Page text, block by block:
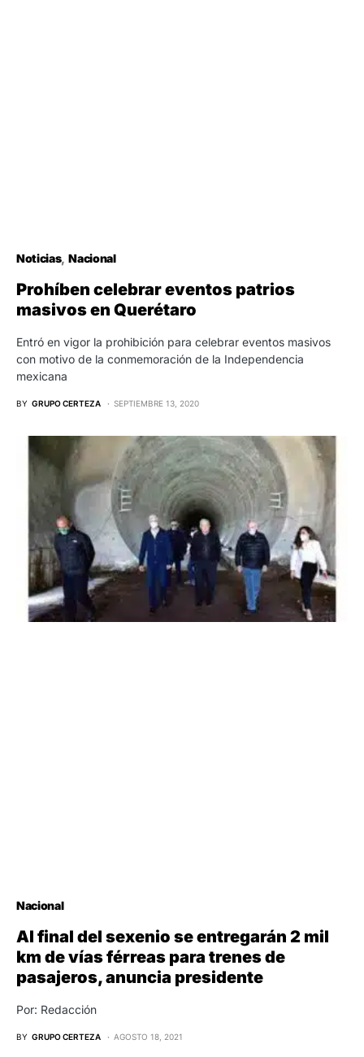
Noticias Nacional
Prohíben celebrar eventos patrios
masivos en Querétaro
Entró en vigor la prohibición para celebrar eventos masivos
con motivo de la conmemoración de la Independencia
mexicana
BY GRUPO CERTEZA SEPTIEMBRE 13, 2020
Nacional
Al final del sexenio se entregarán 2 mil
km de vías férreas para trenes de
pasajeros, anuncia presidente
Por: Redacción
BY GRUPO CERTEZA AGOSTO 18, 2021